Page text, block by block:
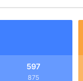
597
875